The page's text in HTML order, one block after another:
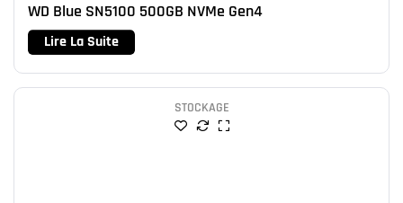
WD Blue SN5100 500GB NVMe Gen4
Lire La Suite
STOCKAGE